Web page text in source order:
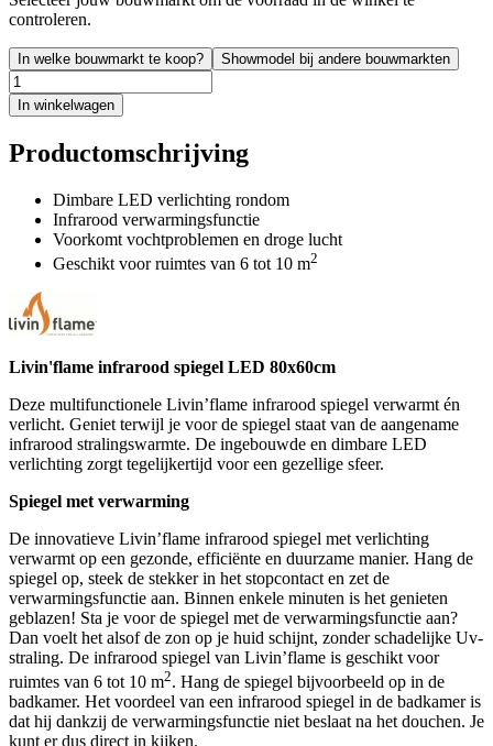
controleren.
In welke bouwmarkt te koop? Showmodel bij andere bouwmarkten
In winkelwagen
Productomschrijving
Dimbare LED verlichting rondom
Infrarood verwarmingsfunctie
Voorkomt vochtproblemen en droge lucht
Geschikt voor ruimtes van 6 tot 10 m2
Livin'flame infrarood spiegel LED 80x60cm
Deze multifunctionele Livin’flame infrarood spiegel verwarmt én
verlicht. Geniet terwijl je voor de spiegel staat van de aangename
infrarood stralingswarmte. De ingebouwde en dimbare LED
verlichting zorgt tegelijkertijd voor een gezellige sfeer.
Spiegel met verwarming
De innovatieve Livin’flame infrarood spiegel met verlichting
verwarmt op een gezonde, efficiënte en duurzame manier. Hang de
spiegel op, steek de stekker in het stopcontact en zet de
verwarmingsfunctie aan. Binnen enkele minuten is het genieten
geblazen! Sta je voor de spiegel met de verwarmingsfunctie aan?
Dan voelt het alsof de zon op je huid schijnt, zonder schadelijke Uv-
straling. De infrarood spiegel van Livin’flame is geschikt voor
ruimtes van 6 tot 10 m2. Hang de spiegel bijvoorbeeld op in de
badkamer. Het voordeel van een infrarood spiegel in de badkamer is
dat hij dankzij de verwarmingsfunctie niet beslaat na het douchen. Je
kunt er dus direct in kijken.